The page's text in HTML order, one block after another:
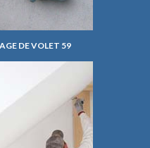
DE VOLET 59